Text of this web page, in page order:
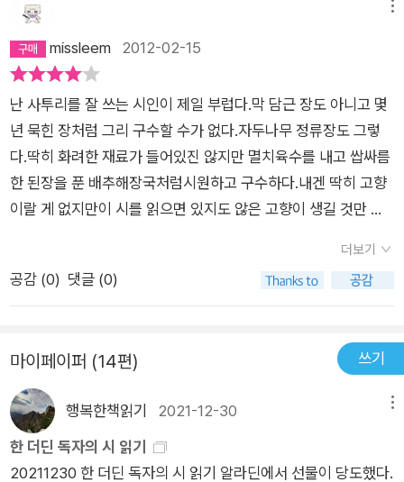
하시라. 별정우체국. 스카르메타가 쓴 <네루다의 우편배달부
> 풍경을 떠올리면 딱이다. 요즘에야 현대판 음서니 뭐니 말이
많지만, 민간인이 시골에 작은 점방을 내고 우편업무를 했던 곳이
국 대신 사람들 사이 의사소통과 체온의 전달을 이야기한 것으로
도 볼 수 있다. 하지만 자신의 종지가 강가의 아침 안개, 초저녁
풋별 냄새, 싸락눈 치는 밤을 담을 수 없었다는, 시인으로서 크기
가 작음을 수줍은 은유로 말한 것이리라. 지난 시집 《거미》에선
어머니가 미화원으로 일하는 대학의 대학원생이었다가, 이젠 사
회인이 된 박성우. 그새 장가들어 서울 금천구 시흥동에 살았던
모양이다. 근데 가끔 시골에서 어머니가 다니러 오시곤 했던 모양
길에 아들이 건 전화 한 통을 받는다. 어떤 통화 강남고속버스
터미널에서 정읍행 고속버스에 몸을 싣는다 버스에 오르고 보니
어딘지 모르게 닮은 노인들 몇만 듬성듬성 앉아 있다 안전벨트 안
허면 출발 안헐 팅게 알아서들 허쇼잉, 으름장 놓던 버스기사가
운전대 잡는다 차가 출발하기 무섭게 휴대전화 소리 들려온다
​ ​​ 목젖​평소엔 그냥 목젖이었다가 내가 목
놓아 울 때​나에게 젖을 물려주는 젖젖도 안 나오는 젖같은 젖,허
나 쪽쪽 빨다보면울음이 죄 삼켜지는 젖무에 그리 슬프더냐, 나중
에나중에 내가가장 깊고 긴 잠에 들어야 할 때꼬옥 물고 자장자장
잠들라고엄마가 진즉에 물려준 젖 이번 달은 박성우시인.
그런데 [가뜬한 잠]을 찾다, 찾다 못 찾아서결국은 [자두나무 정
류장]이 되었는데그 시집은 어디로 갔을까?누구에게 선물한 것
같지도 않고어디로 가버린 걸까? 사라진 [가뜬한 잠]때문에 잠이
근원으로 입과 다르지 않은' 것이 된다.그의 '어떤 품앗이'에서는
삶의 전통이 녹아 있어 궁핍 속에서도 풍요롭던 기억을 호명해 내
곤 한다. '바닥'처럼 애틋하고 절절한 사랑 이야기를 풀어 내기도
몽롱하게 만들기도 한다.박성우의 살림이 더 이 땅과 하나되어 유
쾌한 땀방울 가득한 문학으로 거듭나길 기원하고 싶은 시집. 괜찮
아, 바닥을 보여줘도 괜찮아나도 그대에게 바닥을 보여줄게. 악수
우린 그렇게 서로의 바닥을 위로하고 위로받았던가그대의 바닥
과 나의 바닥, 손바닥괜찮아, 처음엔 다 서툴고 떨려처음이 아니
어서 능숙해도 괜찮아그대와 나는 그렇게서로의 바닥을 핥았던
가아, 달콤한 바닥이여, 혓바닥괜찮아, 냄새가 나면 좀 어때그대
닥을 보여주고 감쌀 수 있다면그건 사랑이겠지.언젠가 바닥을 쳐
도 좋을 사랑이겠지(바닥, 전문) 댓돌 털신에 개구리가 든 밤이
다 밤비에 나온 개구리가덜 깬 겨울잠을 털신에 들어 털고 있는
추운 밤이다 겨울비라고 썼다가 봄비라고 썼다가겨울비를 긋고
봄비를 긋고, 그냥 밤비나 움츠려 긋는 밤이다(밤비, 전문)
missleem 2012-02-15
난 사투리를 잘 쓰는 시인이 제일 부럽다.막 담근 장도 아니고 몇
년 묵힌 장처럼 그리 구수할 수가 없다.자두나무 정류장도 그렇
다.딱히 화려한 재료가 들어있진 않지만 멸치육수를 내고 쌉싸름
한 된장을 푼 배추해장국처럼시원하고 구수하다.내겐 딱히 고향
이랄 게 없지만이 시를 읽으면 있지도 않은 고향이 생길 것만 같
런 산문시를 회피하는 나에겐 오랜만에 맛깔진 밥상을 받은 것처
럼 반가웠다.
더보기
공감 (0) 댓글 (0)
마이페이퍼 (14편) 쓰기
행복한책읽기 2021-12-30
한 더딘 독자의 시 읽기
20211230 한 더딘 독자의 시 읽기 ​알라딘에서 선물이 당도했다.